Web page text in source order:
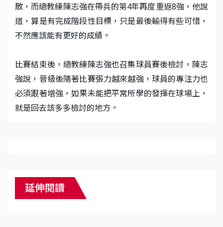
散，而總教練陳志強在帶兵的第4年再度重返8強，他說
道，算是有完成階段性目標，只是最後輸得有些可惜，
不然應該能有更好的成績。
比賽結束後，總教練陳志強也召集球員賽後檢討，陳志
強說，晉級後隨著比賽張力越來越強，球員的專注力也
必須跟著增強，如果未能把平常所學的發揮在球場上，
就是回去該多多檢討的地方。
延伸閱讀